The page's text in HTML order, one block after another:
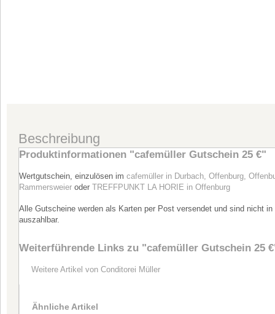
Beschreibung
Produktinformationen "cafemüller Gutschein 25 €"
Wertgutschein, einzulösen im cafemüller in Durbach, Offenburg,
Rammersweier oder TREFFPUNKT LA HORIE in Offenburg
Alle Gutscheine werden als Karten per Post versendet und sind nicht in
auszahlbar.
Weiterführende Links zu "cafemüller Gutschein 25
Weitere Artikel von Conditorei Müller
Ähnliche Artikel